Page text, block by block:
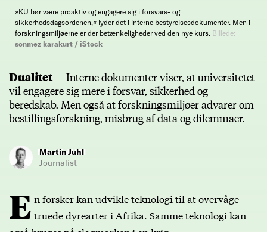
»KU bør være proaktiv og engagere sig i forsvars- og
sikkerhedsdagsordenen,« lyder det i interne bestyrelsesdokumenter. Men i
forskningsmiljøerne er der betænkeligheder ved den nye kurs. Billede:
sonmez karakurt / iStock
Dualitet —Interne dokumenter viser, at universitetet
vil engagere sig mere i forsvar, sikkerhed og
beredskab. Men også at forskningsmiljøer advarer om
bestillingsforskning, misbrug af data og dilemmaer.
Martin Juhl
Journalist
E n forsker kan udvikle teknologi til at overvåge
truede dyrearter i Afrika. Samme teknologi kan